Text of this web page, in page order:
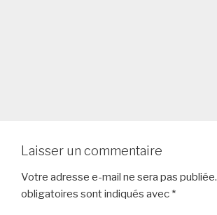
Laisser un commentaire
Votre adresse e-mail ne sera pas publiée.
obligatoires sont indiqués avec *